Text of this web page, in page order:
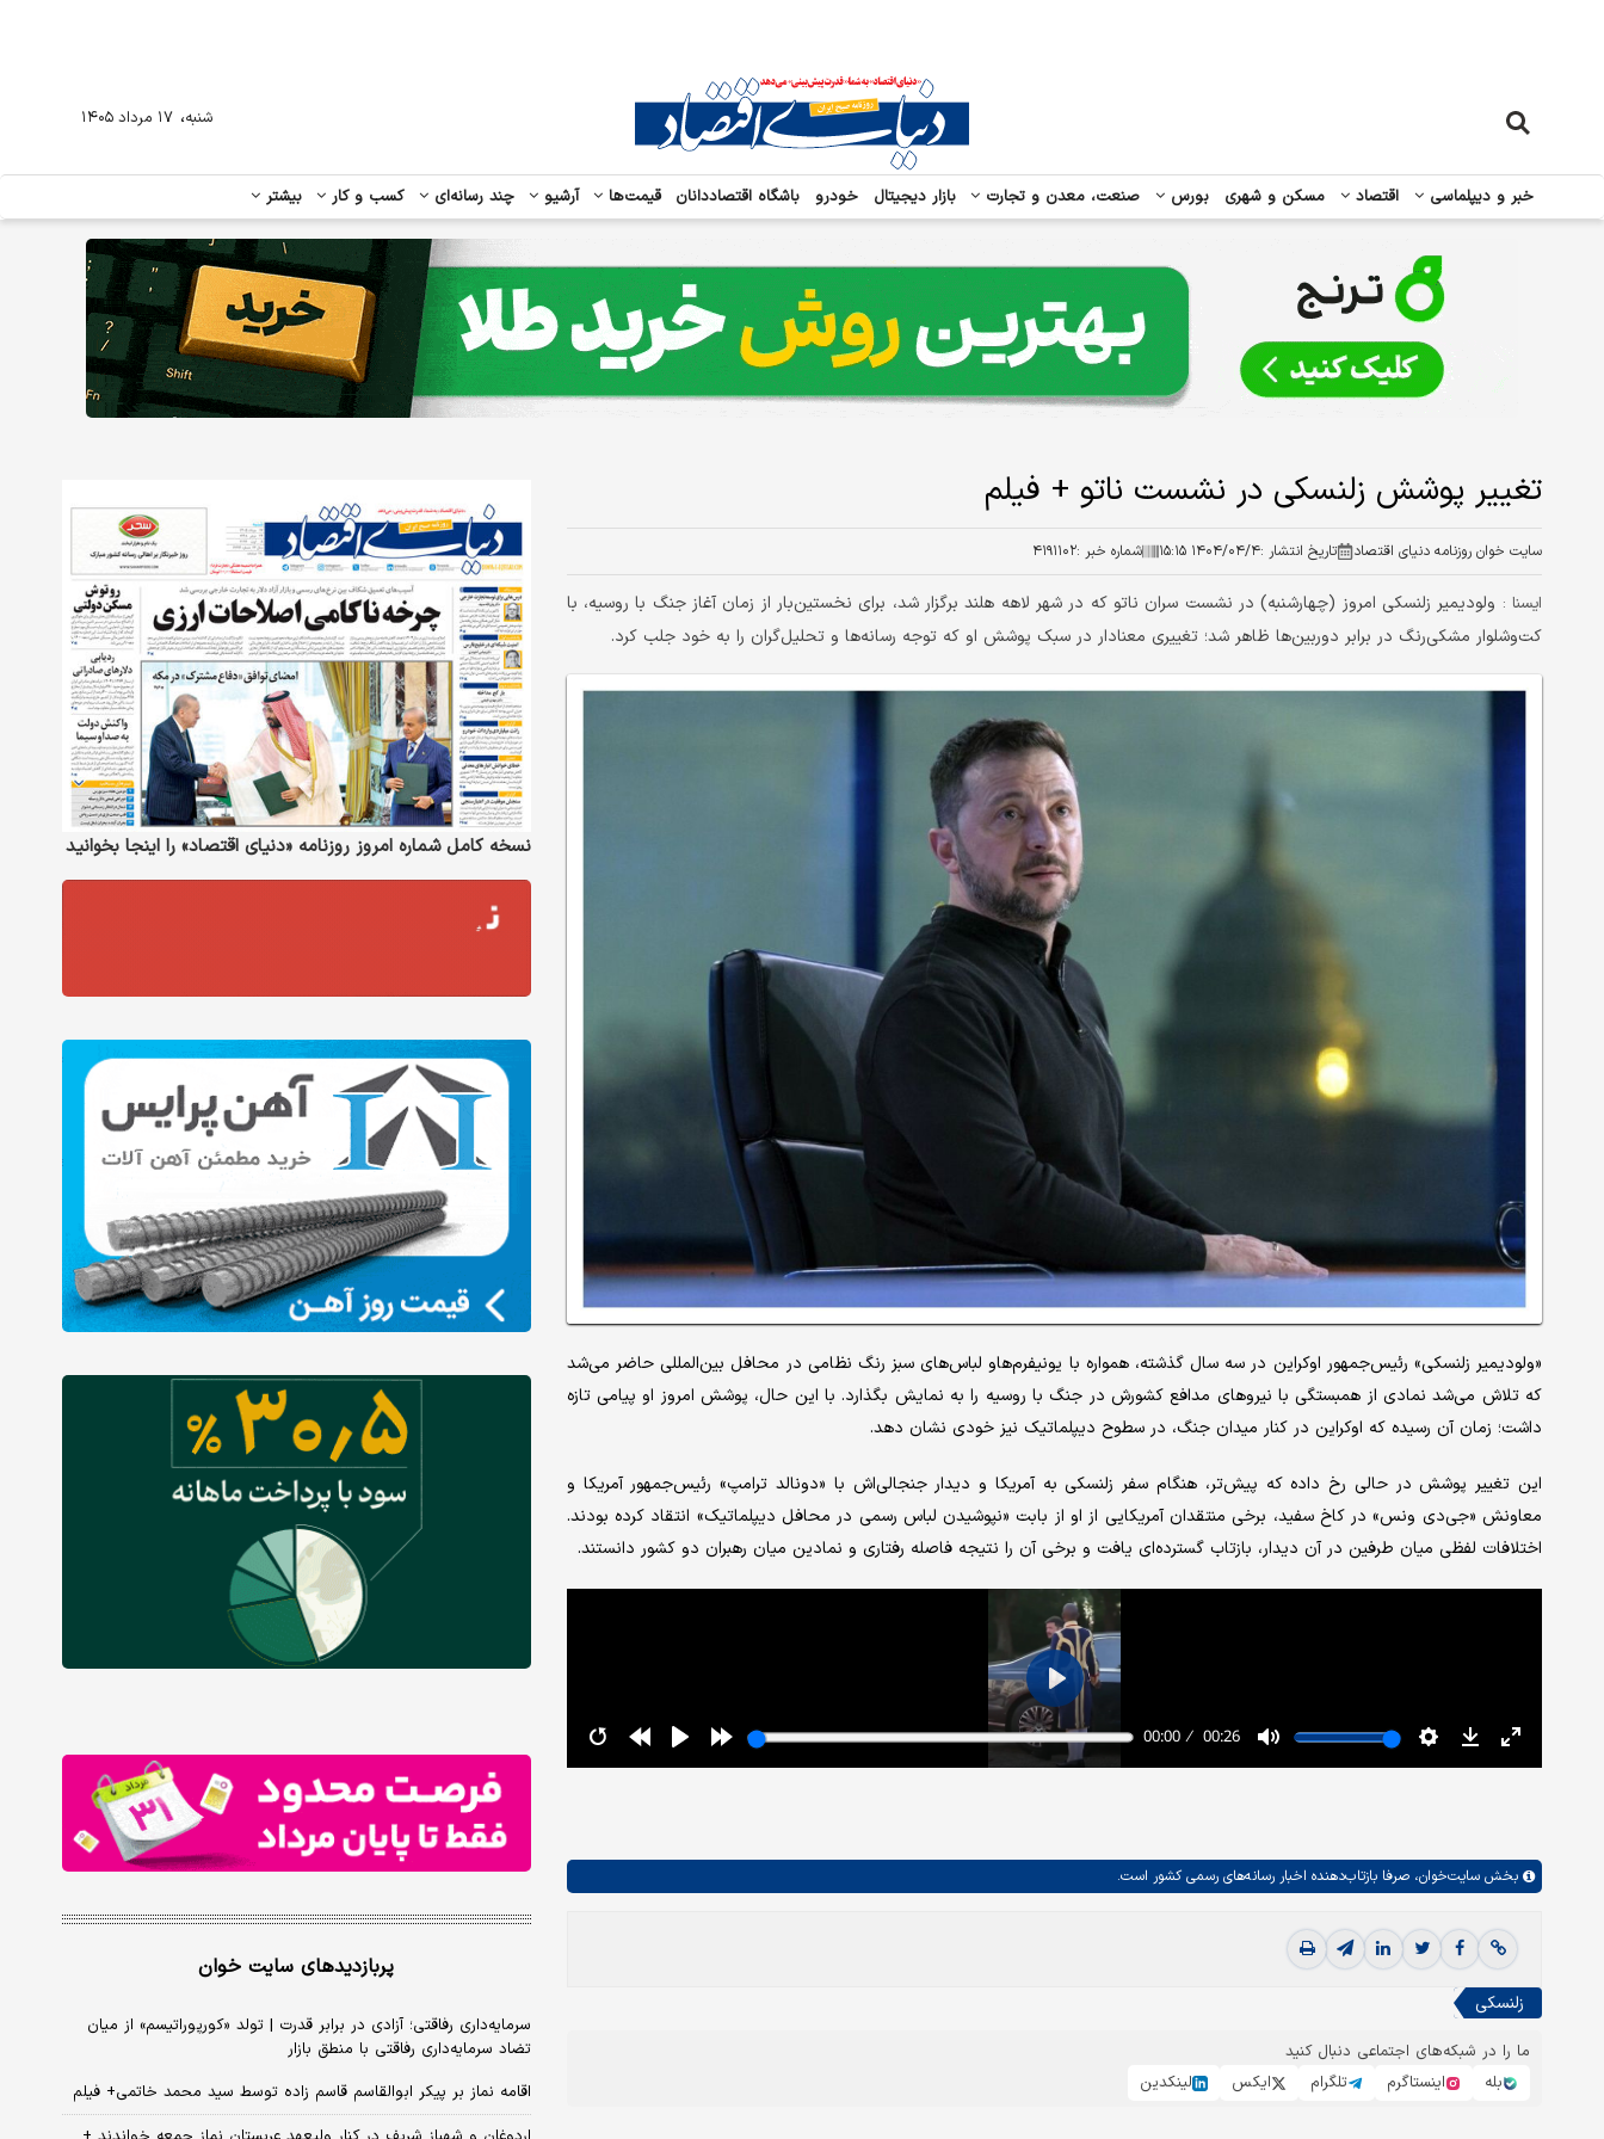
خبر و دیپلماسی اقتصاد مسکن و شهری بورس صنعت، معدن و تجارت بازار دیجیتال خودرو باشگاه اقتصاددانان قیمت‌ها آرشیو چند رسانه‌ای کسب و کار بیشتر
شنبه، ۱۷ مرداد ۱۴۰۵
تغییر پوشش زلنسکی در نشست ناتو + فیلم
سایت خوان روزنامه دنیای اقتصاد تاریخ انتشار :۱۴۰۴/۰۴/۴ ۱۵:۱۵ شماره خبر :۴۱۹۱۱۰۲
ايسنا : ولودیمیر زلنسکی امروز (چهارشنبه) در نشست سران ناتو که در شهر لاهه هلند برگزار شد، برای نخستین‌بار از زمان آغاز جنگ با روسیه، با
کت‌وشلوار مشکی‌رنگ در برابر دوربین‌ها ظاهر شد؛ تغییری معنادار در سبک پوشش او که توجه رسانه‌ها و تحلیل‌گران را به خود جلب کرد.
«ولودیمیر زلنسکی» رئیس‌جمهور اوکراین در سه سال گذشته، همواره با یونیفرم‌هاو لباس‌های سبز رنگ نظامی در محافل بین‌المللی حاضر می‌شد
که تلاش می‌شد نمادی از همبستگی با نیروهای مدافع کشورش در جنگ با روسیه را به نمایش بگذارد. با این حال، پوشش امروز او پیامی تازه
داشت؛ زمان آن رسیده که اوکراین در کنار میدان جنگ، در سطوح دیپلماتیک نیز خودی نشان دهد.
این تغییر پوشش در حالی رخ داده که پیش‌تر، هنگام سفر زلنسکی به آمریکا و دیدار جنجالی‌اش با «دونالد ترامپ» رئیس‌جمهور آمریکا و
معاونش «جی‌دی ونس» در کاخ سفید، برخی منتقدان آمریکایی از او از بابت «نپوشیدن لباس رسمی در محافل دیپلماتیک» انتقاد کرده بودند.
اختلافات لفظی میان طرفین در آن دیدار، بازتاب گسترده‌ای یافت و برخی آن را نتیجه فاصله رفتاری و نمادین میان رهبران دو کشور دانستند.
بخش سایت‌خوان، صرفا بازتاب‌دهنده اخبار رسانه‌های رسمی کشور است.
زلنسکی
ما را در شبکه‌های اجتماعی دنبال کنید
بله
اینستاگرم تلگرام ایکس لینکدین
نسخه کامل شماره امروز روزنامه «دنیای‌ اقتصاد» را اینجا بخوانید
پربازدیدهای سایت خوان
سرمایه‌داری رفاقتی؛ آزادی در برابر قدرت | تولد «کورپوراتیسم» از میان
تضاد سرمایه‌داری رفاقتی با منطق بازار
اقامه نماز بر پیکر ابوالقاسم قاسم زاده توسط سید محمد خاتمی+ فیلم